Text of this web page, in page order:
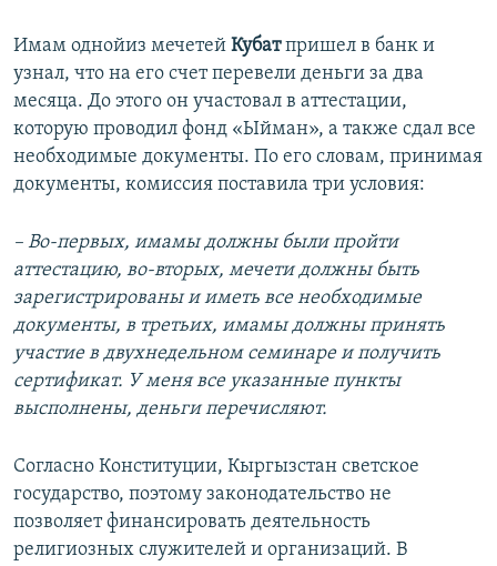
Имам однойиз мечетей Кубатпришел в банк и
узнал, что на его счет перевели деньги за два
месяца. До этого он участовал в аттестации,
которую проводил фонд «Ыйман», а также сдал все
необходимые документы. По его словам, принимая
документы, комиссия поставила три условия:
– Во-первых, имамы должны были пройти
аттестацию, во-вторых, мечети должны быть
зарегистрированы и иметь все необходимые
документы, в третьих, имамы должны принять
участие в двухнедельном семинаре и получить
сертификат. У меня все указанные пункты
высполнены, деньги перечисляют.
Согласно Конституции, Кыргызстан светское
государство, поэтому законодательство не
позволяет финансировать деятельность
религиозных служителей и организаций. В